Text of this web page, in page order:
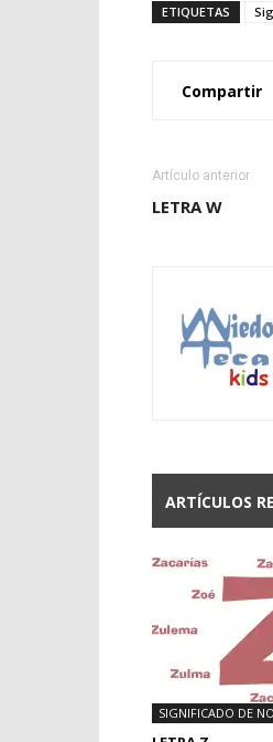
ETIQUETAS
Compartir
Artículo anterior
LETRA W
ARTÍCULOS
SIGNIFICADO DE